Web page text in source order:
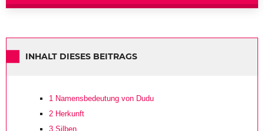
INHALT DIESES BEITRAGS
1 Namensbedeutung von Dudu
2 Herkunft
3 Silben